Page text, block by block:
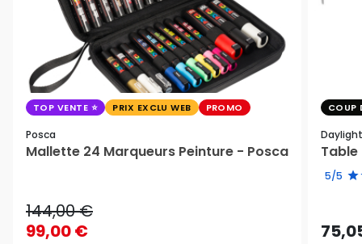
TOP VENTE PRIX EXCLU WEB PROMO
Posca
Mallette 24 Marqueurs Peinture - Posca
144,00 €
99,00 €
COUP
Daylight
Table
5/5